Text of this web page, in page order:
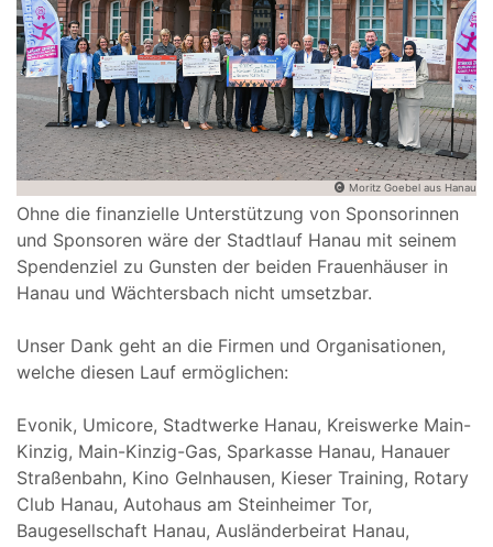
Moritz Goebel aus Hanau
Ohne die finanzielle Unterstützung von Sponsorinnen
und Sponsoren wäre der Stadtlauf Hanau mit seinem
Spendenziel zu Gunsten der beiden Frauenhäuser in
Hanau und Wächtersbach nicht umsetzbar.
Unser Dank geht an die Firmen und Organisationen,
welche diesen Lauf ermöglichen:
Evonik, Umicore, Stadtwerke Hanau, Kreiswerke Main-
Kinzig, Main-Kinzig-Gas, Sparkasse Hanau, Hanauer
Straßenbahn, Kino Gelnhausen, Kieser Training, Rotary
Club Hanau, Autohaus am Steinheimer Tor,
Baugesellschaft Hanau, Ausländerbeirat Hanau,